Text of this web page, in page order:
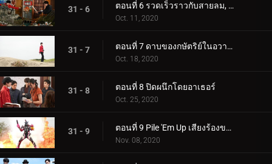
31 - 6 ตอนที่ 6 รวดเร็วราวกับสายลม, เคนซาน
Oct. 11, 2020
31 - 7 ตอนที่ 7 ดาบของกษัตริย์ในอวาลอน
Oct. 18, 2020
31 - 8 ตอนที่ 8 ปิดผนึกโดยอาเธอร์
Oct. 25, 2020
31 - 9 ตอนที่ 9 Pile 'Em Up เสียงร้องของนักดาบ
Nov. 08, 2020